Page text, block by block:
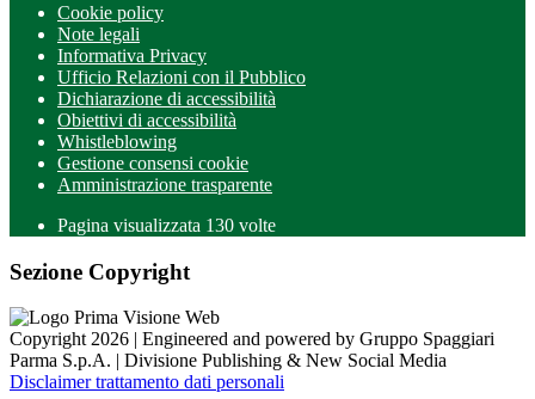
Cookie policy
Note legali
Informativa Privacy
Ufficio Relazioni con il Pubblico
Dichiarazione di accessibilità
Obiettivi di accessibilità
Whistleblowing
Gestione consensi cookie
Amministrazione trasparente
Pagina visualizzata 130 volte
Sezione Copyright
Copyright 2026 | Engineered and powered by Gruppo Spaggiari
Parma S.p.A. | Divisione Publishing & New Social Media
Disclaimer trattamento dati personali